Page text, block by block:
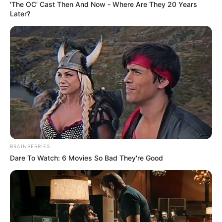
menor
Guamán
COMPARTIR
ALERTA BOGOTÁ EN GOOGLE NEWS
TEMAS RELACIONADOS
LOCALIDAD DE KENNEDY
SUICIDIO
HOSPITAL DE KENNEDY
MANTÉNGASE EN ALERTA
'The OC' Cast Then And Now - Where Are They 20 Years
Later?
BRAINBERRIES
Dare To Watch: 6 Movies So Bad They're Good